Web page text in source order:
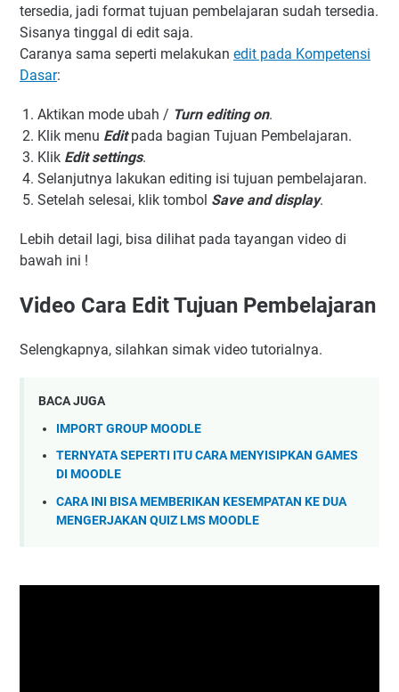
tersedia, jadi format tujuan pembelajaran sudah tersedia.
Sisanya tinggal di edit saja.
Caranya sama seperti melakukan edit pada Kompetensi
Dasar:
Aktikan mode ubah / Turn editing on.
Klik menu Editpada bagian Tujuan Pembelajaran.
Klik Edit settings.
Selanjutnya lakukan editing isi tujuan pembelajaran.
Setelah selesai, klik tombol Save and display.
Lebih detail lagi, bisa dilihat pada tayangan video di
bawah ini !
Video Cara Edit Tujuan Pembelajaran
Selengkapnya, silahkan simak video tutorialnya.
BACA JUGA
IMPORT GROUP MOODLE
TERNYATA SEPERTI ITU CARA MENYISIPKAN GAMES
DI MOODLE
CARA INI BISA MEMBERIKAN KESEMPATAN KE DUA
MENGERJAKAN QUIZ LMS MOODLE